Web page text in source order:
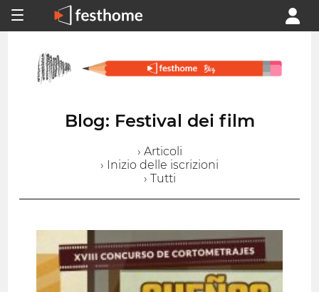
Blog: Festival dei film
› Articoli
› Inizio delle iscrizioni
› Tutti